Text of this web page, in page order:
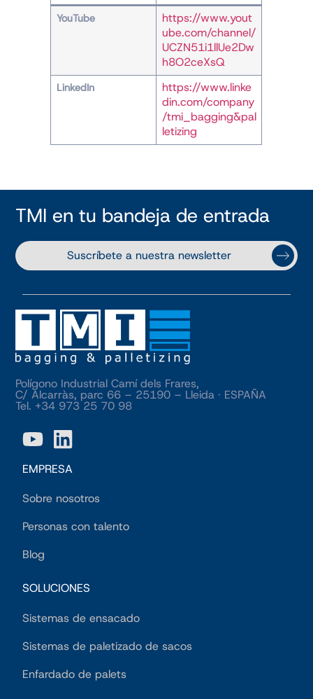
YouTube
https://www.yout
ube.com/channel/
UCZN51i1llUe2Dw
h8O2ceXsQ
LinkedIn
https://www.linke
din.com/company
/tmi_bagging&pal
letizing
TMI en tu bandeja de entrada
Suscríbete a nuestra newsletter
Polígono Industrial Camí dels Frares,
C/ Alcarràs, parc 66 – 25190 – Lleida · ESPAÑA
Tel. +34 973 25 70 98
EMPRESA
Sobre nosotros
Personas con talento
Blog
SOLUCIONES
Sistemas de ensacado
Sistemas de paletizado de sacos
Enfardado de palets